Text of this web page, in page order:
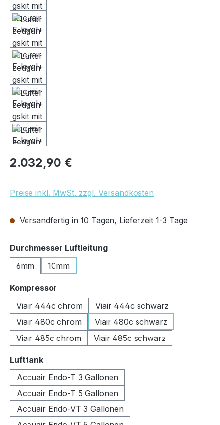
Regulärer Preis:
2.032,90 €
Preise inkl. MwSt. zzgl. Versandkosten
Versandfertig in 10 Tagen, Lieferzeit 1-3 Tage
Durchmesser Luftleitungauswählen
6mm
10mm
Kompressor
Viair 444c chrom
Viair 444c schwarz
Viair 480c chrom
Viair 480c schwarz
Viair 485c chrom
Viair 485c schwarz
Lufttankauswählen
Accuair Endo-T 3 Gallonen
Accuair Endo-T 5 Gallonen
Accuair Endo-VT 3 Gallonen